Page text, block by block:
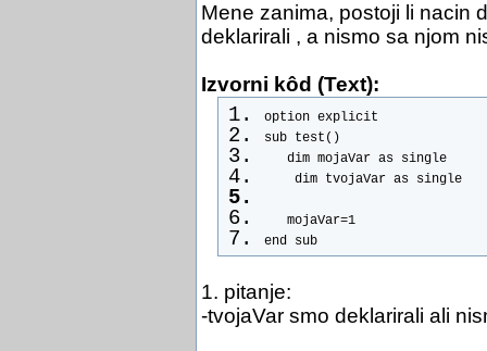
Mene zanima, postoji li nacin
deklarirali , a nismo sa njom
Izvorni kôd (Text):
option explicit
sub test()
dim mojaVar as single
dim tvojaVar as single
mojaVar=1
end sub
1. pitanje:
-tvojaVar smo deklarirali ali